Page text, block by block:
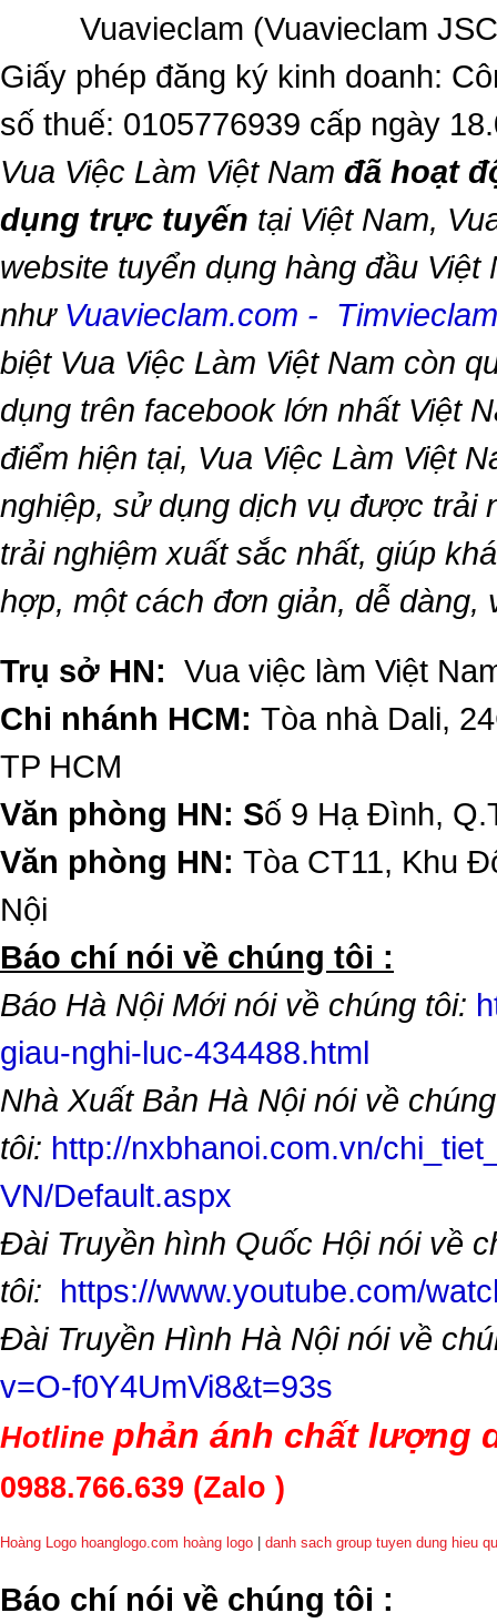
Vuavieclam (Vuavieclam
Giấy phép đăng ký kinh doanh:
số thuế: 0105776939 cấp ngày
Vua Việc Làm Việt Nam đã hoạt
dụng trực tuyến tại Việt Nam,
website tuyển dụng hàng đầu Việt
như Vuavieclam.com -
biệt Vua Việc Làm Việt Nam còn
dụng trên facebook lớn nhất Việt
điểm hiện tại, Vua Việc Làm Việt
nghiệp, sử dụng dịch vụ được trải
trải nghiệm xuất sắc nhất, giúp
hợp, một cách đơn giản, dễ dàng,
Trụ sở HN: Vua việc làm Việt
Chi nhánh HCM: Tòa nhà Dali,
TP HCM
Văn phòng HN: Số 9 Hạ Đình,
Văn phòng HN: Tòa CT11, Khu
Nội
​Báo chí nói về chúng tôi :
Báo Hà Nội Mới nói về chúng tôi:
giau-nghi-luc-434488.html
Nhà Xuất Bản Hà Nội nói về chúng
tôi: http://nxbhanoi.com.vn/
VN/Default.aspx
Đài Truyền hình Quốc Hội nói về
tôi: https://www.youtube.com/
Đài Truyền Hình Hà Nội nói về
v=O-f0Y4UmVi8&t=93s
Hotline phản ánh chất lượng
0988.766.639 (Zalo )
Hoàng Logo hoanglogo.com hoàng logo danh sach group tuyen dung hieu
​Báo chí nói về chúng tôi :